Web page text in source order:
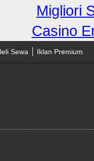
Migliori
Casino
Sewa Iklan Premium